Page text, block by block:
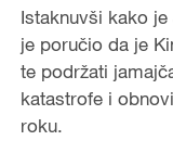
Istaknuvši kako
je poručio da je
te podržati
katastrofe i
roku.